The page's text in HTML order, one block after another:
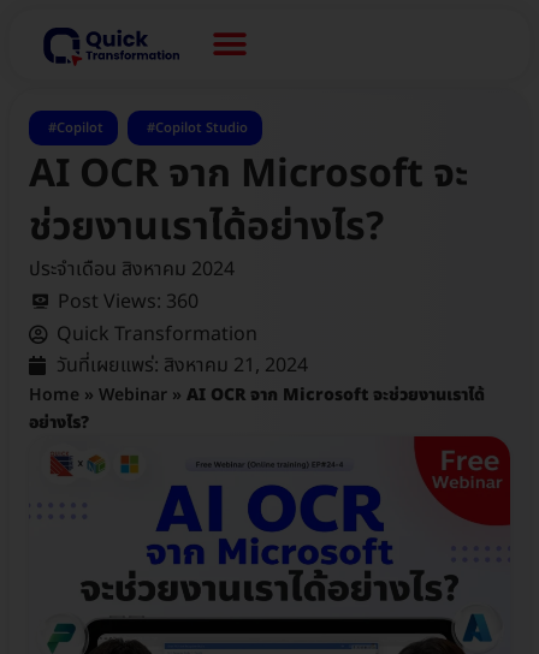
Copilot Copilot Studio
AI OCR จาก Microsoft จะ
ช่วยงานเราได้อย่างไร?
ประจำเดือน สิงหาคม 2024
Post Views: 360
Quick Transformation
วันที่เผยแพร่: สิงหาคม 21, 2024
Home » Webinar » AI OCR จาก Microsoft จะช่วยงานเราได้
อย่างไร?